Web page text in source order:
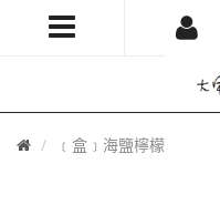
大
風
吹
首
﹝盒﹞海鹽檸檬